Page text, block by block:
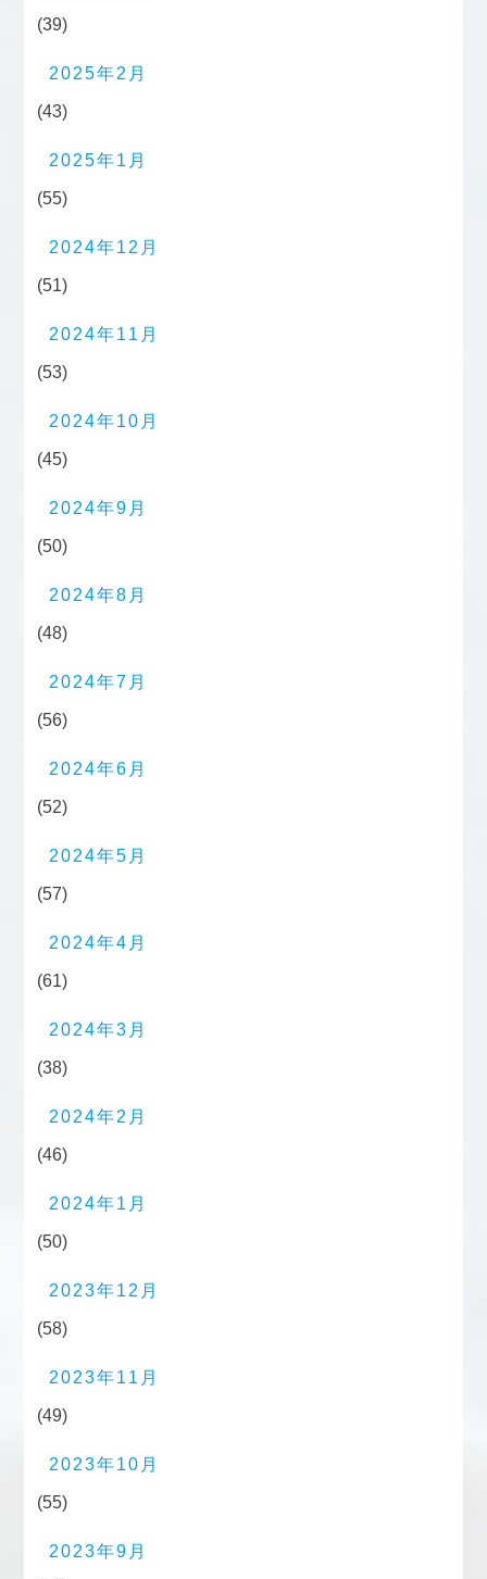
(39)
2025年2月
(43)
2025年1月
(55)
2024年12月
(51)
2024年11月
(53)
2024年10月
(45)
2024年9月
(50)
2024年8月
(48)
2024年7月
(56)
2024年6月
(52)
2024年5月
(57)
2024年4月
(61)
2024年3月
(38)
2024年2月
(46)
2024年1月
(50)
2023年12月
(58)
2023年11月
(49)
2023年10月
(55)
2023年9月